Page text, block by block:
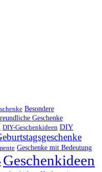
Besondere
Geschenke
DIY-Geschenkideen DIY
Geschenke mit Bedeutung
Geschenkideen